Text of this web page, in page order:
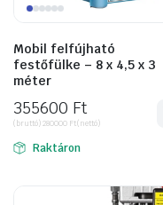
Mobil felfújható
festőfülke – 8 x 4,5 x 3
méter
355600 Ft
(bruttó)280000 Ft(nettó)
Raktáron